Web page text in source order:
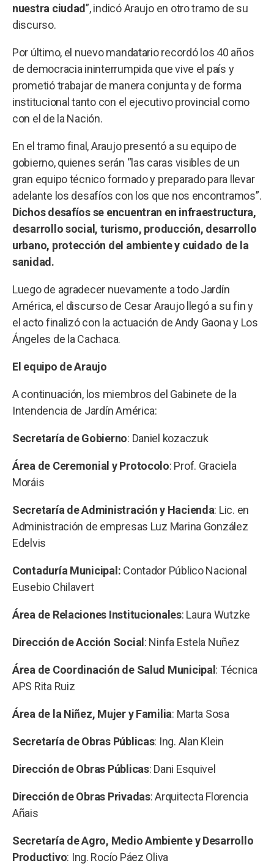
nuestra ciudad”, indicó Araujo en otro tramo de su
discurso.
Por último, el nuevo mandatario recordó los 40 años
de democracia ininterrumpida que vive el país y
prometió trabajar de manera conjunta y de forma
institucional tanto con el ejecutivo provincial como
con el de la Nación.
En el tramo final, Araujo presentó a su equipo de
gobierno, quienes serán “las caras visibles de un
gran equipo técnico formado y preparado para llevar
adelante los desafíos con los que nos encontramos”.
Dichos desafíos se encuentran en infraestructura,
desarrollo social, turismo, producción, desarrollo
urbano, protección del ambiente y cuidado de la
sanidad.
Luego de agradecer nuevamente a todo Jardín
América, el discurso de Cesar Araujo llegó a su fin y
el acto finalizó con la actuación de Andy Gaona y Los
Ángeles de la Cachaca.
El equipo de Araujo
A continuación, los miembros del Gabinete de la
Intendencia de Jardín América:
Secretaría de Gobierno: Daniel kozaczuk
Área de Ceremonial y Protocolo: Prof. Graciela
Moráis
Secretaría de Administración y Hacienda: Lic. en
Administración de empresas Luz Marina González
Edelvis
Contaduría Municipal: Contador Público Nacional
Eusebio Chilavert
Área de Relaciones Institucionales: Laura Wutzke
Dirección de Acción Social : Ninfa Estela Nuñez
Área de Coordinación de Salud Municipal : Técnica
APS Rita Ruiz
Área de la Niñez, Mujer y Familia: Marta Sosa
Secretaría de Obras Públicas: Ing. Alan Klein
Dirección de Obras Públicas: Dani Esquivel
Dirección de Obras Privadas: Arquitecta Florencia
Añais
Secretaría de Agro, Medio Ambiente y Desarrollo
Productivo: Ing. Rocío Páez Oliva